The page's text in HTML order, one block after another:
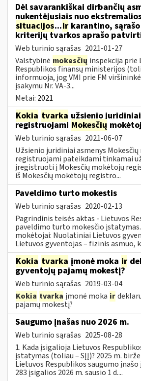
Dėl savarankiškai dirbančių
nukentėjusiais nuo
situacijos...ir karantino,
kriterijų tvarkos aprašo
Web turinio sąrašas 2021-01-27
Valstybinė mokesčių inspekcija prie
Respublikos finansų ministerijos
informuoja, jog VMI prie FM
įsakymu Nr. VA-3...
Metai: 2021
Kokia tvarka užsienio
registruojami Mokesčių
Web turinio sąrašas 2021-06-07
Užsienio juridiniai asmenys
registruojami pateikdami tinkamai
įregistruoti į Mokesčių mokėtojų
iš Mokesčių mokėtojų registro...
Paveldimo turto mokestis
Web turinio sąrašas 2020-02-13
Pagrindinis teisės aktas - Lietuvos
paveldimo turto mokesčio
mokėtojai: Nuolatiniai Lietuvos
Lietuvos gyventojas – fizinis asmuo,
Kokia tvarka įmonė moka ir
gyventojų pajamų mokestį?
Web turinio sąrašas 2019-03-04
Kokia tvarka įmonė moka ir
pajamų mokestį?
Saugumo įnašas nuo 2026 m.
Web turinio sąrašas 2025-08-28
1. Kada įsigalioja Lietuvos
įstatymas (toliau – SĮĮ)? 2025 m.
Lietuvos Respublikos saugumo įnašo
283 įsigalios 2026 m. sausio 1 d....